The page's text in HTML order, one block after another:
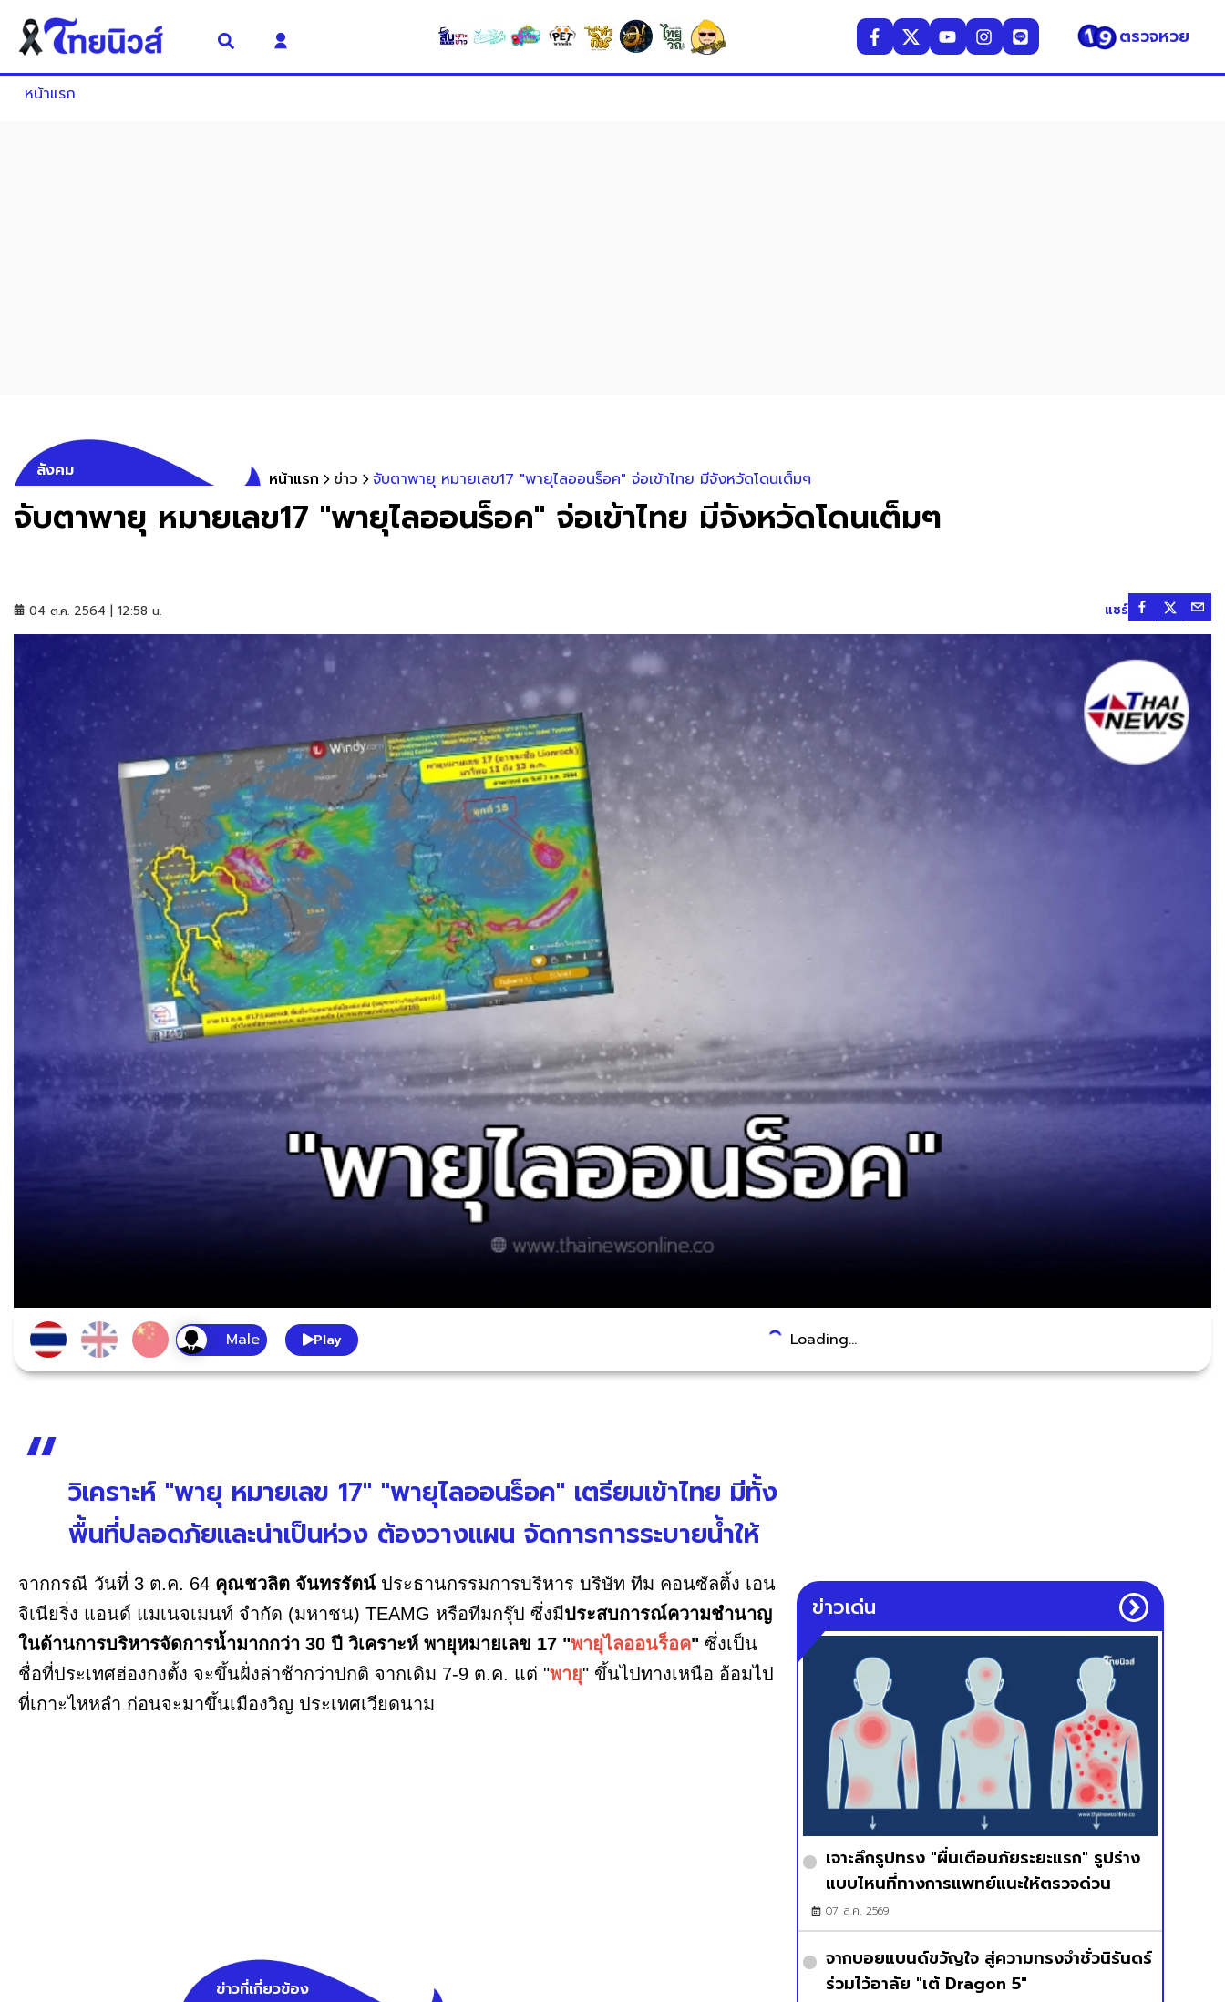
ตรวจหวย
หน้าแรก
สังคม หน้าแรก ข่าว จับตาพายุ หมายเลข17 "พายุไลออนร็อค" จ่อเข้าไทย มีจังหวัดโดนเต็มๆ
จับตาพายุ หมายเลข17 "พายุไลออนร็อค" จ่อเข้าไทย มีจังหวัดโดนเต็มๆ
04 ต.ค. 2564 | 12:58 น. แชร์
Play Loading...
วิเคราะห์ "พายุ หมายเลข 17" "พายุไลออนร็อค" เตรียมเข้าไทย มีทั้ง
พื้นที่ปลอดภัยและน่าเป็นห่วง ต้องวางแผน จัดการการระบายน้ำให้
จากกรณี วันที่ 3 ต.ค. 64 คุณชวลิต จันทรรัตน์ ประธานกรรมการบริหาร บริษัท ทีม คอนซัลติ้ง เอน
จิเนียริ่ง แอนด์ แมเนจเมนท์ จำกัด (มหาชน) TEAMG หรือทีมกรุ๊ป ซึ่งมีประสบการณ์ความชำนาญ
ในด้านการบริหารจัดการน้ำมากกว่า 30 ปี วิเคราะห์ พายุหมายเลข 17 "พายุไลออนร็อค" ซึ่งเป็น
ชื่อที่ประเทศฮ่องกงตั้ง จะขึ้นฝั่งล่าช้ากว่าปกติ จากเดิม 7-9 ต.ค. แต่ "พายุ" ขึ้นไปทางเหนือ อ้อมไป
ที่เกาะไหหลำ ก่อนจะมาขึ้นเมืองวิญ ประเทศเวียดนาม
ข่าวที่เกี่ยวข้อง
ข่าวเด่น
เจาะลึกรูปทรง "ผื่นเตือนภัยระยะแรก" รูปร่าง
แบบไหนที่ทางการแพทย์แนะให้ตรวจด่วน
07 ส.ค. 2569
จากบอยแบนด์ขวัญใจ สู่ความทรงจำชั่วนิรันดร์
ร่วมไว้อาลัย "เต้ Dragon 5"